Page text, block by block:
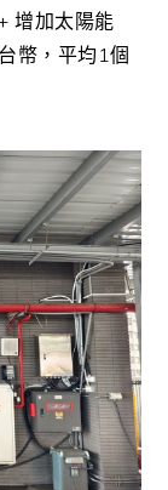
增加太陽能
幣，平均1個